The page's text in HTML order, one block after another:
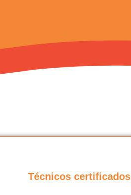
Técnicos certificados